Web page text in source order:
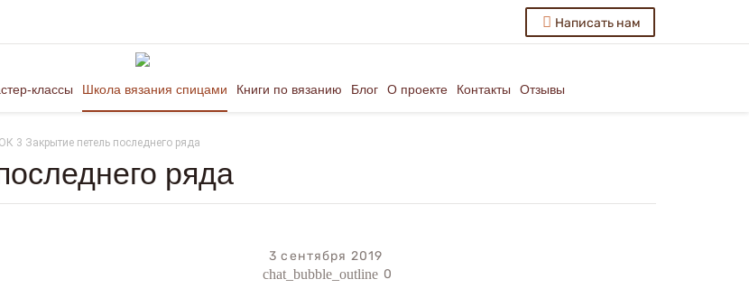
Написать нам
классы Школа вязания спицами Книги по вязанию Блог О проекте Контакты Отзывы
3 Закрытие петель последнего ряда
ряда
3 сентября 2019
chat_bubble_outline 0